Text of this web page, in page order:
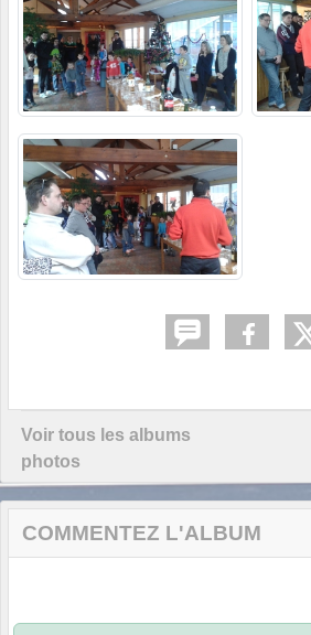
Voir tous les albums
photos
COMMENTEZ L'ALBUM